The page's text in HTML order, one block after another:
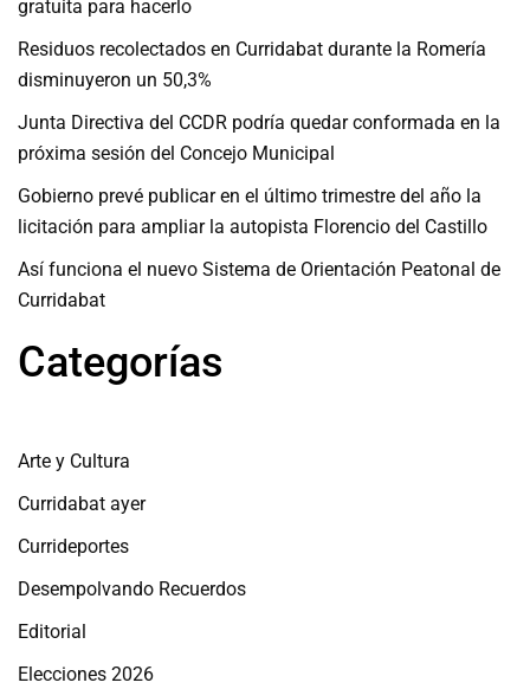
gratuita para hacerlo
Residuos recolectados en Curridabat durante la Romería
disminuyeron un 50,3%
Junta Directiva del CCDR podría quedar conformada en la
próxima sesión del Concejo Municipal
Gobierno prevé publicar en el último trimestre del año la
licitación para ampliar la autopista Florencio del Castillo
Así funciona el nuevo Sistema de Orientación Peatonal de
Curridabat
Categorías
Arte y Cultura
Curridabat ayer
Currideportes
Desempolvando Recuerdos
Editorial
Elecciones 2026